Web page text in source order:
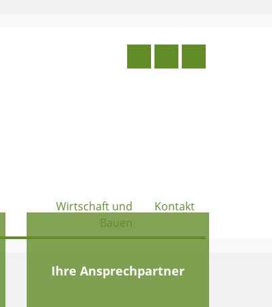
Wirtschaft und
Bauen
Kontakt
Ihre Ansprechpartner